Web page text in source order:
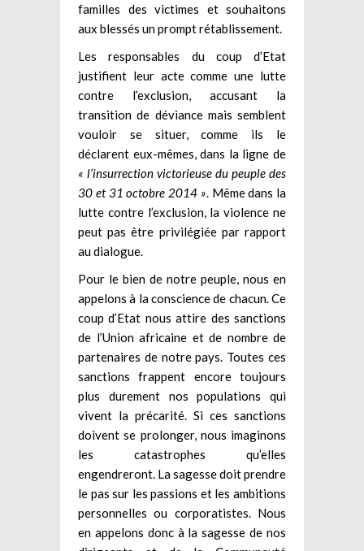
familles des victimes et souhaitons
aux blessés un prompt rétablissement.
Les responsables du coup d’Etat
justifient leur acte comme une lutte
contre l’exclusion, accusant la
transition de déviance mais semblent
vouloir se situer, comme ils le
déclarent eux-mêmes, dans la ligne de
« l’insurrection victorieuse du peuple des
30 et 31 octobre 2014 » . Même dans la
lutte contre l’exclusion, la violence ne
peut pas être privilégiée par rapport
au dialogue.
Pour le bien de notre peuple, nous en
appelons à la conscience de chacun. Ce
coup d’Etat nous attire des sanctions
de l’Union africaine et de nombre de
partenaires de notre pays. Toutes ces
sanctions frappent encore toujours
plus durement nos populations qui
vivent la précarité. Si ces sanctions
doivent se prolonger, nous imaginons
les catastrophes qu’elles
engendreront. La sagesse doit prendre
le pas sur les passions et les ambitions
personnelles ou corporatistes. Nous
en appelons donc à la sagesse de nos